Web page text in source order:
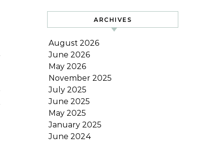
ARCHIVES
August 2026
June 2026
May 2026
November 2025
July 2025
June 2025
May 2025
January 2025
June 2024